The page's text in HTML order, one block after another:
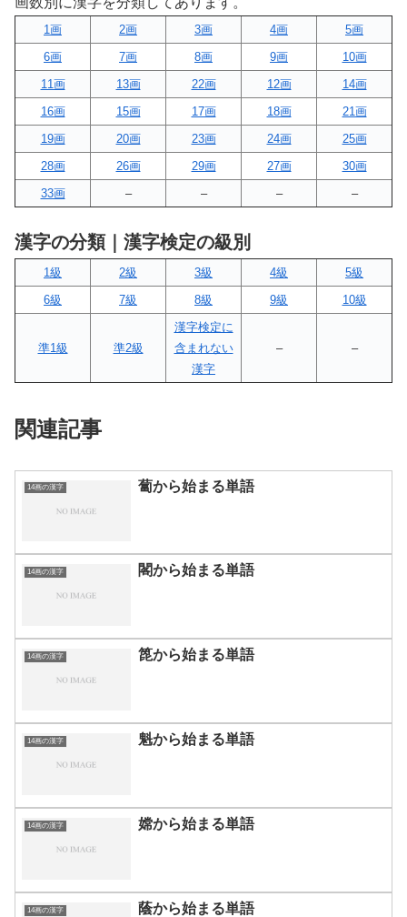
1画 2画 3画 4画
5画
6画
7画 8画 9画
10画
11画
13画 22画 12画
14画
16画
15画 17画 18画
21画
19画
20画 23画 24画
25画
28画
26画 29画 27画
30画
33画
– – – –
漢字の分類｜漢字検定の級別
1級 2級 3級 4級
5級
6級
7級 8級 9級 10級
準1級 準2級
漢字検定に
含まれない
漢字
– –
関連記事
14画の漢字 蔔から始まる単語
14画の漢字 閣から始まる単語
14画の漢字 箆から始まる単語
14画の漢字 魁から始まる単語
14画の漢字 嫦から始まる単語
14画の漢字 蔭から始まる単語